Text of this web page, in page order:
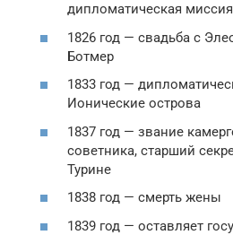
дипломатическая
1826 год — свадьба с
Ботмер
1833 год —
Ионические острова
1837 год — звание
советника, старший
Турине
1838 год — смерть жены
1839 год — оставляет